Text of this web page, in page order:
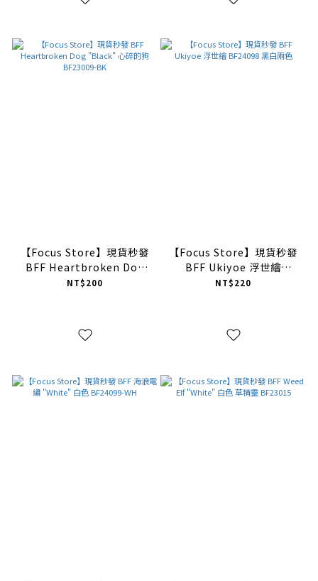
【Focus Store】現貨秒發
BFF Heartbroken Dog
"Black" 心碎的狗
NT$200
【Focus Store】現貨秒發
BFF Ukiyoe 浮世繪
BF24098 黑白兩色
NT$220